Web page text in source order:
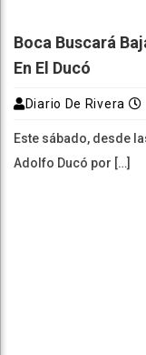
Boca Buscará
En El Ducó
Diario De Rivera
Este sábado, desde
Adolfo Ducó por […]